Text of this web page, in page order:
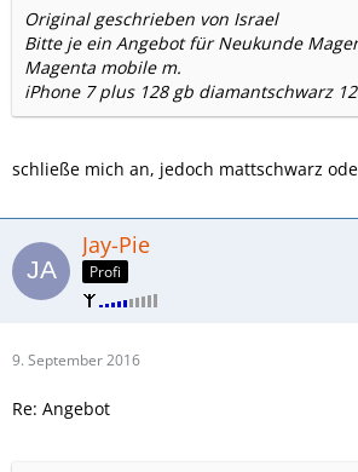
Original geschrieben von Israel
Bitte je ein Angebot für Neukunde
Magenta mobile m.
iPhone 7 plus 128 gb diamantschwarz
schließe mich an, jedoch mattschwarz
Jay-Pie
Profi
9. September 2016
Re: Angebot